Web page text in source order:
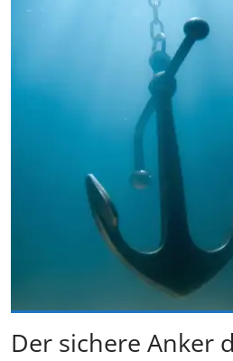
Der sichere Anker